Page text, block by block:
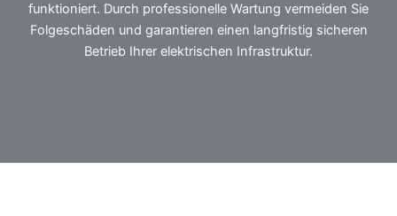
funktioniert. Durch professionelle Wartung vermeiden Sie
Folgeschäden und garantieren einen langfristig sicheren
Betrieb Ihrer elektrischen Infrastruktur.